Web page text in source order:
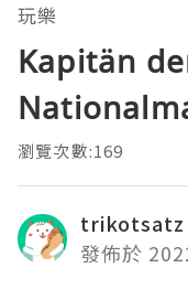
玩樂
Kapitän
瀏覽次數:169
trikotsatz
發佈於